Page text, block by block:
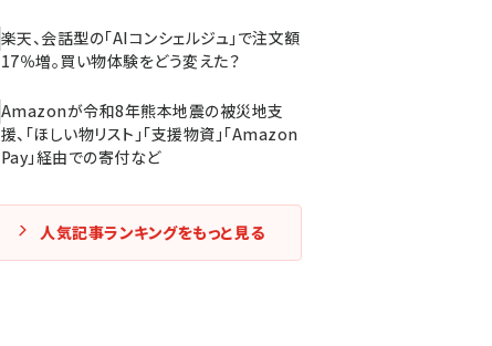
楽天、会話型の「AIコンシェルジュ」で注文額
17％増。買い物体験をどう変えた？
Amazonが令和8年熊本地震の被災地支
援、「ほしい物リスト」「支援物資」「Amazon
Pay」経由での寄付など
人気記事ランキングをもっと見る